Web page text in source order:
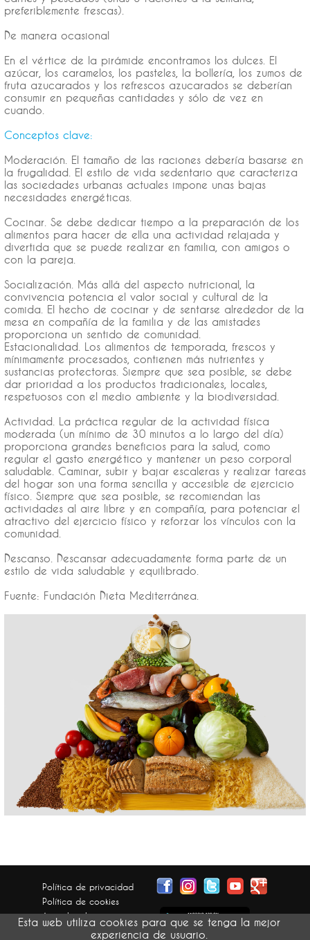
Esta web utiliza cookies para que se tenga la mejor
experiencia de usuario.
preferiblemente frescas).
De manera ocasional
En el vértice de la pirámide encontramos los dulces. El
azúcar, los caramelos, los pasteles, la bollería, los zumos de
fruta azucarados y los refrescos azucarados se deberían
consumir en pequeñas cantidades y sólo de vez en
cuando.
Conceptos clave:
Moderación. El tamaño de las raciones debería basarse en
la frugalidad. El estilo de vida sedentario que caracteriza
las sociedades urbanas actuales impone unas bajas
necesidades energéticas.
Cocinar. Se debe dedicar tiempo a la preparación de los
alimentos para hacer de ella una actividad relajada y
divertida que se puede realizar en familia, con amigos o
con la pareja.
Socialización. Más allá del aspecto nutricional, la
convivencia potencia el valor social y cultural de la
comida. El hecho de cocinar y de sentarse alrededor de la
mesa en compañía de la familia y de las amistades
proporciona un sentido de comunidad.
Estacionalidad. Los alimentos de temporada, frescos y
mínimamente procesados, contienen más nutrientes y
sustancias protectoras. Siempre que sea posible, se debe
dar prioridad a los productos tradicionales, locales,
respetuosos con el medio ambiente y la biodiversidad.
Actividad. La práctica regular de la actividad física
moderada (un mínimo de 30 minutos a lo largo del día)
proporciona grandes beneficios para la salud, como
regular el gasto energético y mantener un peso corporal
saludable. Caminar, subir y bajar escaleras y realizar tareas
del hogar son una forma sencilla y accesible de ejercicio
físico. Siempre que sea posible, se recomiendan las
actividades al aire libre y en compañía, para potenciar el
atractivo del ejercicio físico y reforzar los vínculos con la
comunidad.
Descanso. Descansar adecuadamente forma parte de un
estilo de vida saludable y equilibrado.
Fuente: Fundación Dieta Mediterránea.
Política de privacidad
Política de cookies
Aviso legal
Condiciones generales